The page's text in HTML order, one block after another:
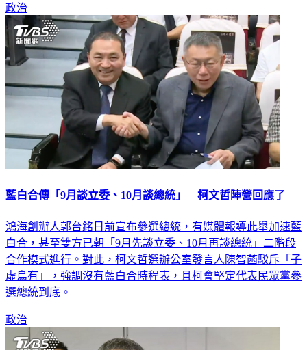
政治
藍白合傳「9月談立委、10月談總統」 柯文哲陣營回應了
鴻海創辦人郭台銘日前宣布參選總統，有媒體報導此舉加速藍
白合，甚至雙方已朝「9月先談立委、10月再談總統」二階段
合作模式進行。對此，柯文哲選辦公室發言人陳智菡駁斥「子
虛烏有」，強調沒有藍白合時程表，且柯會堅定代表民眾黨參
選總統到底。
政治